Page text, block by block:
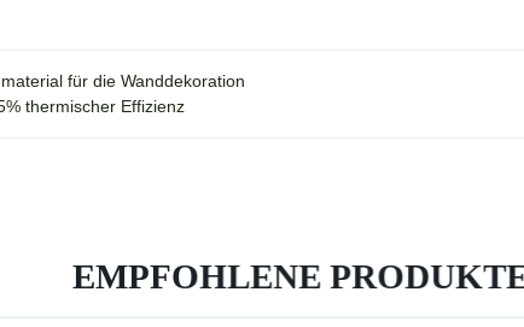
für die Wanddekoration
thermischer Effizienz
EMPFOHLENE